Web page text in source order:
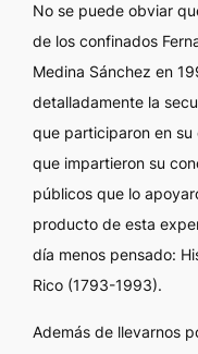
No se puede obviar
de los confinados
Medina Sánchez en
detalladamente la
que participaron en
que impartieron su
públicos que lo
producto de esta
día menos pensado:
Rico (1793-1993).
Además de llevarnos